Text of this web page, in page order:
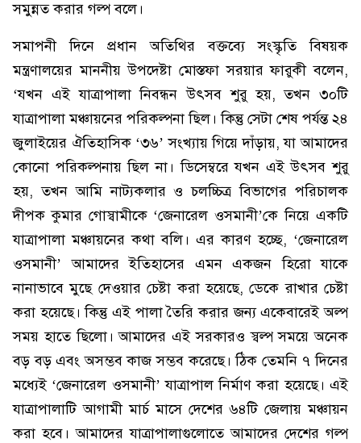
সমুন্নত করার গল্প বলে।
সমাপনী দিনে প্রধান অতিথির বক্তব্যে সংস্কৃতি বিষয়ক
মন্ত্রণালয়ের মাননীয় উপদেষ্টা মোস্তফা সরয়ার ফারুকী বলেন,
‘যখন এই যাত্রাপালা নিবন্ধন উৎসব শুরু হয়, তখন ৩০টি
যাত্রাপালা মঞ্চায়নের পরিকল্পনা ছিল। কিন্তু সেটা শেষ পর্যন্ত ২৪
জুলাইয়ের ঐতিহাসিক ‘৩৬’ সংখ্যায় গিয়ে দাঁড়ায়, যা আমাদের
কোনো পরিকল্পনায় ছিল না। ডিসেম্বরে যখন এই উৎসব শুরু
হয়, তখন আমি নাট্যকলার ও চলচ্চিত্র বিভাগের পরিচালক
দীপক কুমার গোস্বামীকে ‘জেনারেল ওসমানী’কে নিয়ে একটি
যাত্রাপালা মঞ্চায়নের কথা বলি। এর কারণ হচ্ছে, ‘জেনারেল
ওসমানী’ আমাদের ইতিহাসের এমন একজন হিরো যাকে
নানাভাবে মুছে দেওয়ার চেষ্টা করা হয়েছে, ডেকে রাখার চেষ্টা
করা হয়েছে। কিন্তু এই পালা তৈরি করার জন্য একেবারেই অল্প
সময় হাতে ছিলো। আমাদের এই সরকারও স্বল্প সময়ে অনেক
বড় বড় এবং অসম্ভব কাজ সম্ভব করেছে। ঠিক তেমনি ৭ দিনের
মধ্যেই ‘জেনারেল ওসমানী’ যাত্রাপাল নির্মাণ করা হয়েছে। এই
যাত্রাপালাটি আগামী মার্চ মাসে দেশের ৬৪টি জেলায় মঞ্চায়ন
করা হবে। আমাদের যাত্রাপালাগুলোতে আমাদের দেশের গল্প